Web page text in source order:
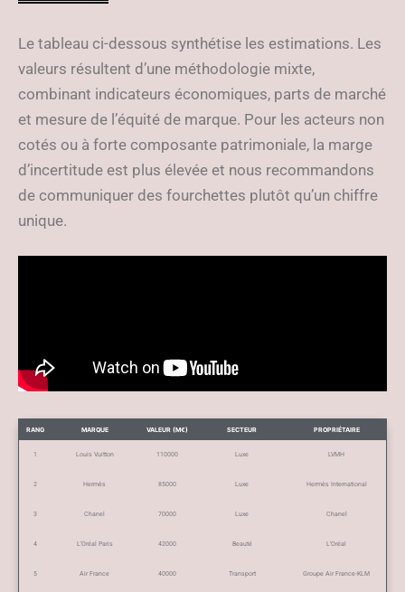
Le tableau ci-dessous synthétise les estimations. Les
valeurs résultent d’une méthodologie mixte,
combinant indicateurs économiques, parts de marché
et mesure de l’équité de marque. Pour les acteurs non
cotés ou à forte composante patrimoniale, la marge
d’incertitude est plus élevée et nous recommandons
de communiquer des fourchettes plutôt qu’un chiffre
unique.
RANG MARQUE VALEUR (M€) SECTEUR PROPRIÉTAIRE
1 Louis Vuitton 110000 Luxe LVMH
2 Hermès 85000 Luxe Hermès International
3 Chanel 70000 Luxe Chanel
4 L’Oréal Paris 42000 Beauté L’Oréal
5 Air France 40000 Transport Groupe Air France-KLM